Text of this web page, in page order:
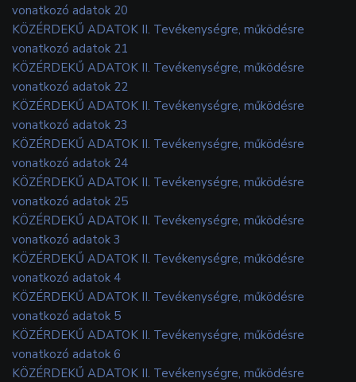
vonatkozó adatok 20
KÖZÉRDEKŰ ADATOK II. Tevékenységre, működésre
vonatkozó adatok 21
KÖZÉRDEKŰ ADATOK II. Tevékenységre, működésre
vonatkozó adatok 22
KÖZÉRDEKŰ ADATOK II. Tevékenységre, működésre
vonatkozó adatok 23
KÖZÉRDEKŰ ADATOK II. Tevékenységre, működésre
vonatkozó adatok 24
KÖZÉRDEKŰ ADATOK II. Tevékenységre, működésre
vonatkozó adatok 25
KÖZÉRDEKŰ ADATOK II. Tevékenységre, működésre
vonatkozó adatok 3
KÖZÉRDEKŰ ADATOK II. Tevékenységre, működésre
vonatkozó adatok 4
KÖZÉRDEKŰ ADATOK II. Tevékenységre, működésre
vonatkozó adatok 5
KÖZÉRDEKŰ ADATOK II. Tevékenységre, működésre
vonatkozó adatok 6
KÖZÉRDEKŰ ADATOK II. Tevékenységre, működésre